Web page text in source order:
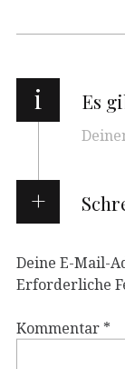
i Es
Deine E-Mail-
Erforderliche
Kommentar *